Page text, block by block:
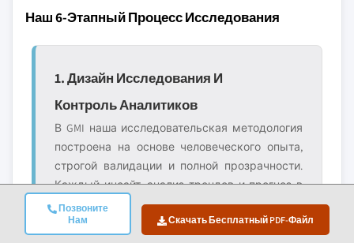
Позвоните
Нам
Скачать Бесплатный PDF-Файл
Наш 6-Этапный Процесс Исследования
1. Дизайн Исследования И
Контроль Аналитиков
В GMI наша исследовательская методология
построена на основе человеческого опыта,
строгой валидации и полной прозрачности.
Каждый инсайт, анализ трендов и прогноз в
наших отчётах разрабатывается опытными
аналитиками, которые понимают нюансы